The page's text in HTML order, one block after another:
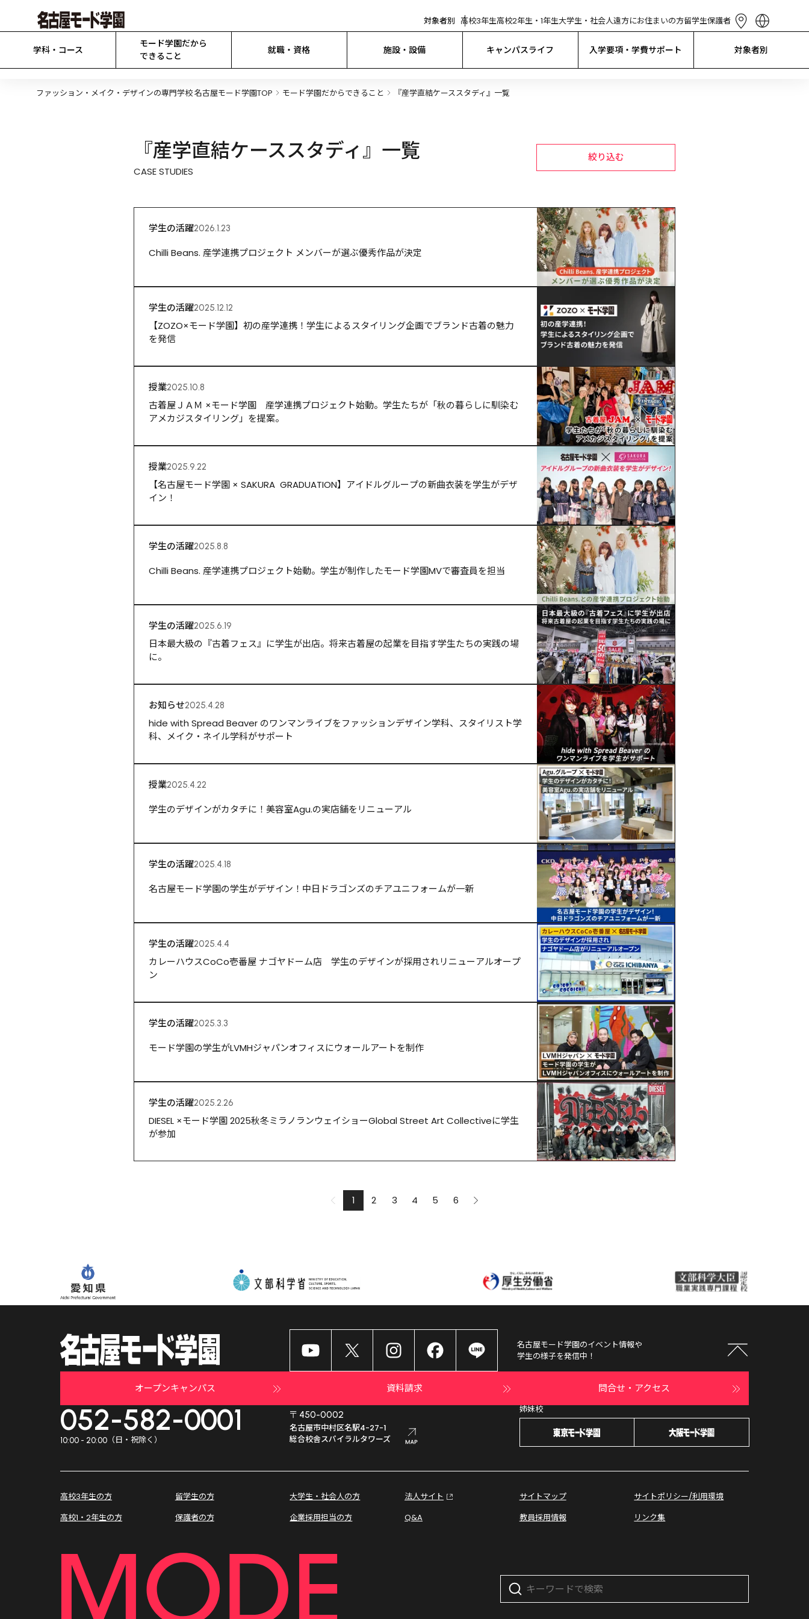
対象者別 高校3年生高校2年生・1年生大学生・社会人遠方にお住まいの方留学生保護者
简体中文
学科・コース
モード学園だから
できること
就職・資格 施設・設備 キャンパスライフ 入学要項・学費サポート 対象者別
ファッション・メイク・デザインの専門学校 名古屋モード学園TOP モード学園だからできること 『産学直結ケーススタディ』一覧
『産学直結ケーススタディ』一覧
CASE STUDIES
絞り込む
学生の活躍2026.1.23
Chilli Beans. 産学連携プロジェクト メンバーが選ぶ優秀作品が決定
学生の活躍2025.12.12
【ZOZO×モード学園】初の産学連携！学生によるスタイリング企画でブランド古着の魅力
を発信
授業2025.10.8
古着屋ＪＡＭ ×モード学園　産学連携プロジェクト始動。学生たちが「秋の暮らしに馴染む
アメカジスタイリング」を提案。
授業2025.9.22
【名古屋モード学園 × SAKURA  GRADUATION】アイドルグループの新曲衣装を学生がデザ
イン！
学生の活躍2025.8.8
Chilli Beans. 産学連携プロジェクト始動。学生が制作したモード学園MVで審査員を担当
学生の活躍2025.6.19
日本最大級の『古着フェス』に学生が出店。将来古着屋の起業を目指す学生たちの実践の場
に。
お知らせ2025.4.28
hide with Spread Beaver のワンマンライブをファッションデザイン学科、スタイリスト学
科、メイク・ネイル学科がサポート
授業2025.4.22
学生のデザインがカタチに！美容室Agu.の実店舗をリニューアル
学生の活躍2025.4.18
名古屋モード学園の学生がデザイン！中日ドラゴンズのチアユニフォームが一新
学生の活躍2025.4.4
カレーハウスCoCo壱番屋 ナゴヤドーム店　学生のデザインが採用されリニューアルオープ
ン
学生の活躍2025.3.3
モード学園の学生がLVMHジャパンオフィスにウォールアートを制作
学生の活躍2025.2.26
DIESEL ×モード学園 2025秋冬ミラノランウェイショーGlobal Street Art Collectiveに学生
が参加
1 2 3 4 5 6
名古屋モード学園のイベント情報や
学生の様子を発信中！
オープンキャンパス 資料請求 問合せ・アクセス
052-582-0001
10:00 - 20:00 （日・祝除く）
〒450-0002
名古屋市中村区名駅4-27-1
総合校舎スパイラルタワーズ
姉妹校
高校3年生の方
高校1・2年生の方
留学生の方
保護者の方
大学生・社会人の方
企業採用担当の方
法人サイト
Q&A
サイトマップ
教員採用情報
サイトポリシー/利用環境
リンク集